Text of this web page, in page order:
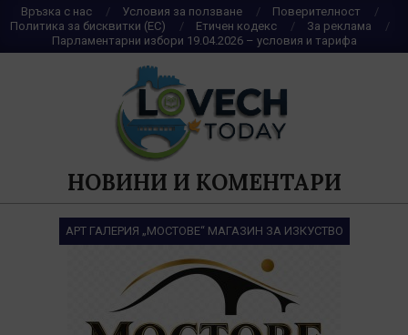
Skip
to
content
Връзка с нас Условия за ползване
Поверителност
Политика за бисквитки (ЕС)
Етичен кодекс
За реклама
Парламентарни избори 19.04.2026 – условия и тарифа
НОВИНИ И КОМЕНТАРИ
АРТ ГАЛЕРИЯ „МОСТОВЕ“ МАГАЗИН ЗА ИЗКУСТВО